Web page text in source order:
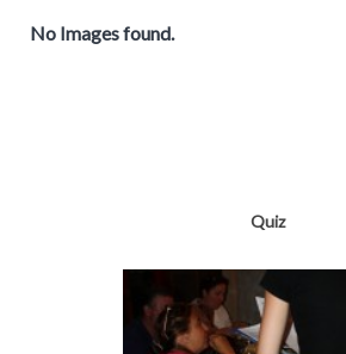
No Images found.
Quiz